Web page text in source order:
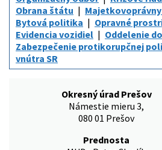
Obrana štátu
Bytová politika
Opravné
Evidencia vozidiel
Oddelenie
Zabezpečenie protikorupčnej
vnútra SR
Okresný úrad Prešov
Námestie mieru 3,
080 01 Prešov
Prednosta